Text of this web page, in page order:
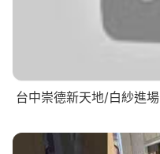
台中崇德新天地/白紗進場